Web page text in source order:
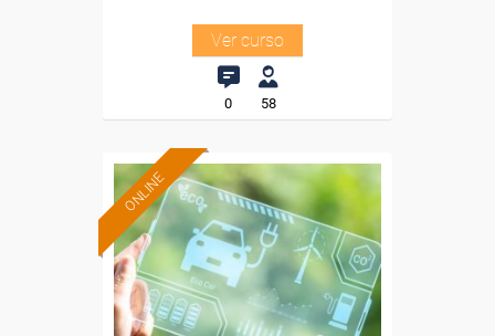
Ver curso
0 58
ONLINE
Formación 100%
subvencionada.
Para desempleados,
trabajadores y autónomos.